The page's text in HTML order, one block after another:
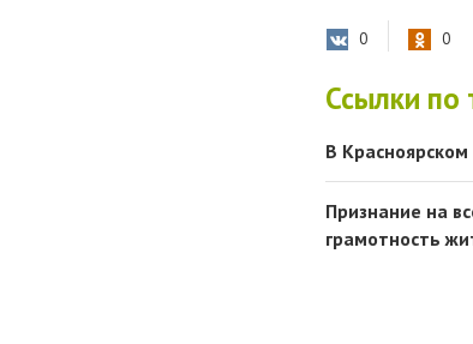
0 0
Ссылки по
В
Признание на
грамотность